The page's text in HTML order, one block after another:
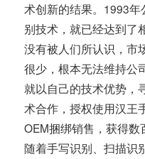
术创新的结果。1993
别技术，就已经达到了
没有被人们所认识，市
很少，根本无法维持公
就以自己的技术优势，
术合作，授权使用汉王
OEM捆绑销售，获得数
随着手写识别、扫描识